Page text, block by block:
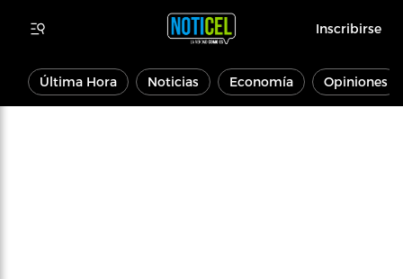
Inscribirse
Última Hora Noticias Economía Opiniones